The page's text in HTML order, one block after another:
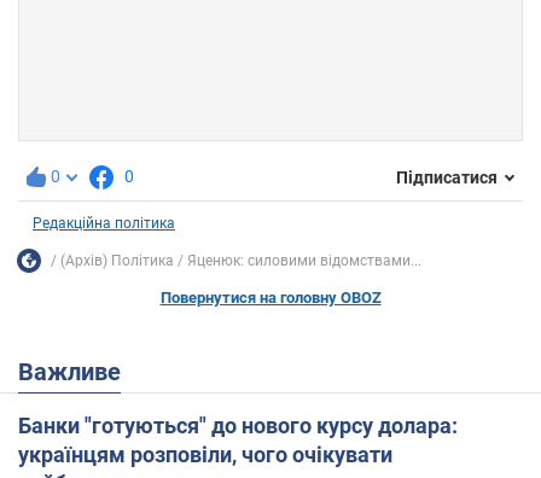
0 0 Підписатися
Редакційна політика
(Архів) Політика Яценюк: силовими відомствами...
Повернутися на головну OBOZ
Важливе
Банки "готуються" до нового курсу долара:
українцям розповіли, чого очікувати